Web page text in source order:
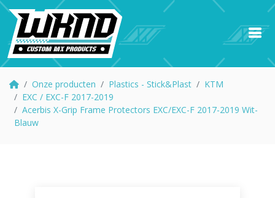
Onze producten Plastics - Stick&Plast
KTM
EXC / EXC-F 2017-2019
Acerbis X-Grip Frame Protectors EXC/EXC-F 2017-2019 Wit-
Blauw